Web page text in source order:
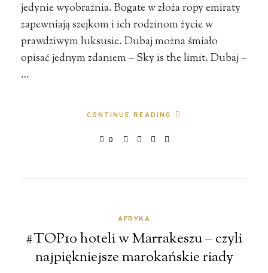
jedynie wyobraźnia. Bogate w złoża ropy emiraty
zapewniają szejkom i ich rodzinom życie w
prawdziwym luksusie. Dubaj można śmiało
opisać jednym zdaniem – Sky is the limit. Dubaj –
…
CONTINUE READING
0
AFRYKA
#TOP10 hoteli w Marrakeszu – czyli
najpiękniejsze marokańskie riady